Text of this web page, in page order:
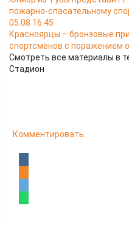
пожарно-спасательному
05.08 16:45
Красноярцы – бронзовые
спортсменов с поражением
Смотреть все материалы в
Стадион
Комментировать